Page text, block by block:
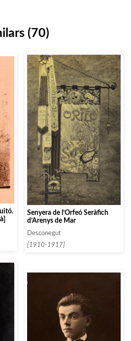
(70)
Senyera de l’Orfeó Seràfich
d’Arenys de Mar
Desconegut
[1910-1917]